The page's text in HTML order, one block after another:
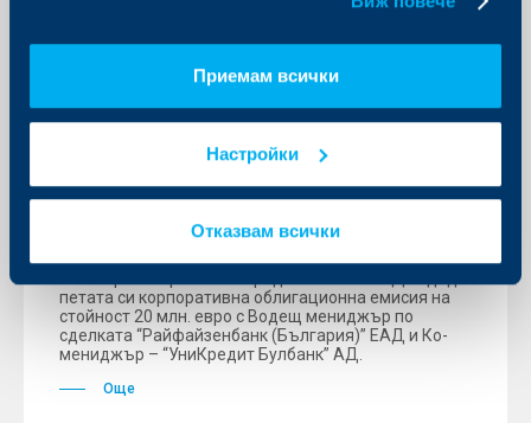
Приемам всички
Настройки
Отказвам всички
KBC Банк
Райфайзенбанк е Водещ мениджър
на петата корпоративна
облигационна емисия на Българо-
размер на 20 млн. евро
петата си корпоративна облигационна емисия на
стойност 20 млн. евро с Водещ мениджър по
сделката “Райфайзенбанк (България)” ЕАД и Ко-
мениджър – “УниКредит Булбанк” АД.
Още